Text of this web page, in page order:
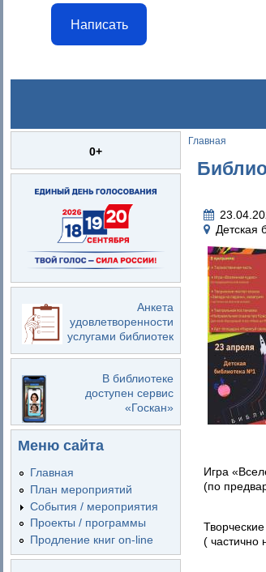
Написать
0+
Анкета
удовлетворенности
услугами библиотек
В библиотеке
доступен сервис
«Госкан»
Меню сайта
Главная
План мероприятий
События / мероприятия
Проекты / программы
Продление книг on-line
Главная
Детская
Игра
(по
( частично